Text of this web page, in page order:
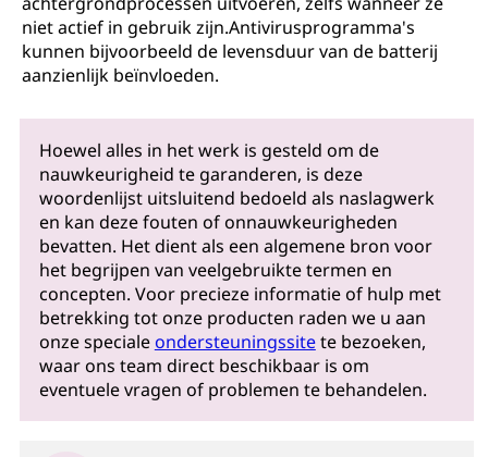
niet actief in gebruik zijn.Antivirusprogramma's
kunnen bijvoorbeeld de levensduur van de batterij
aanzienlijk beïnvloeden.
Hoewel alles in het werk is gesteld om de
nauwkeurigheid te garanderen, is deze
woordenlijst uitsluitend bedoeld als naslagwerk
en kan deze fouten of onnauwkeurigheden
bevatten. Het dient als een algemene bron voor
het begrijpen van veelgebruikte termen en
concepten. Voor precieze informatie of hulp met
betrekking tot onze producten raden we u aan
onze specialeondersteuningssitete bezoeken,
waar ons team direct beschikbaar is om
eventuele vragen of problemen te behandelen.